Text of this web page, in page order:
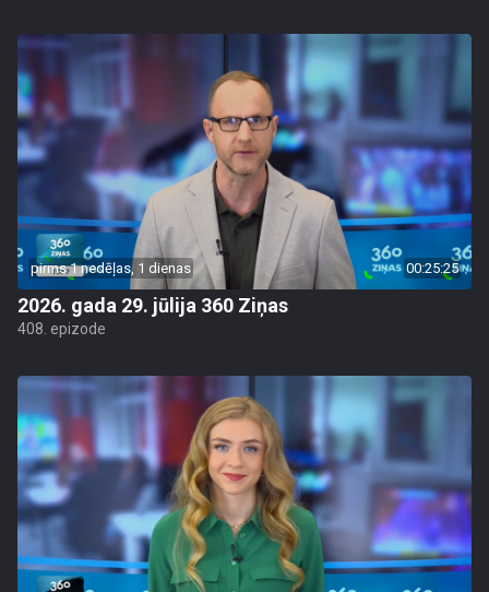
pirms 1 nedēļas, 1 dienas 00:25:25
2026. gada 29. jūlija 360 Ziņas
408. epizode